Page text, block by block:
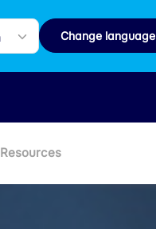
Change language
Resources